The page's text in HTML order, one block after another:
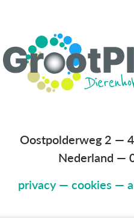
Oostpolderweg 2 —
Nederland —
privacy— cookies —